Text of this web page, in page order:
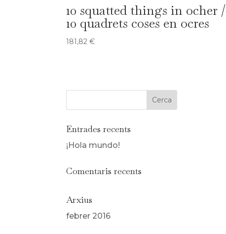
10 squatted things in ocher /
10 quadrets coses en ocres
181,82€
Entrades recents
¡Hola mundo!
Comentaris recents
Arxius
febrer 2016